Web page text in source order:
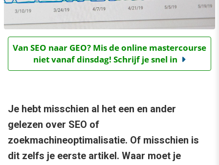
Van SEO naar GEO? Mis de online mastercourse
niet vanaf dinsdag! Schrijf je snel in
Je hebt misschien al het een en ander
gelezen over SEO of
zoekmachineoptimalisatie. Of misschien is
dit zelfs je eerste artikel. Waar moet je